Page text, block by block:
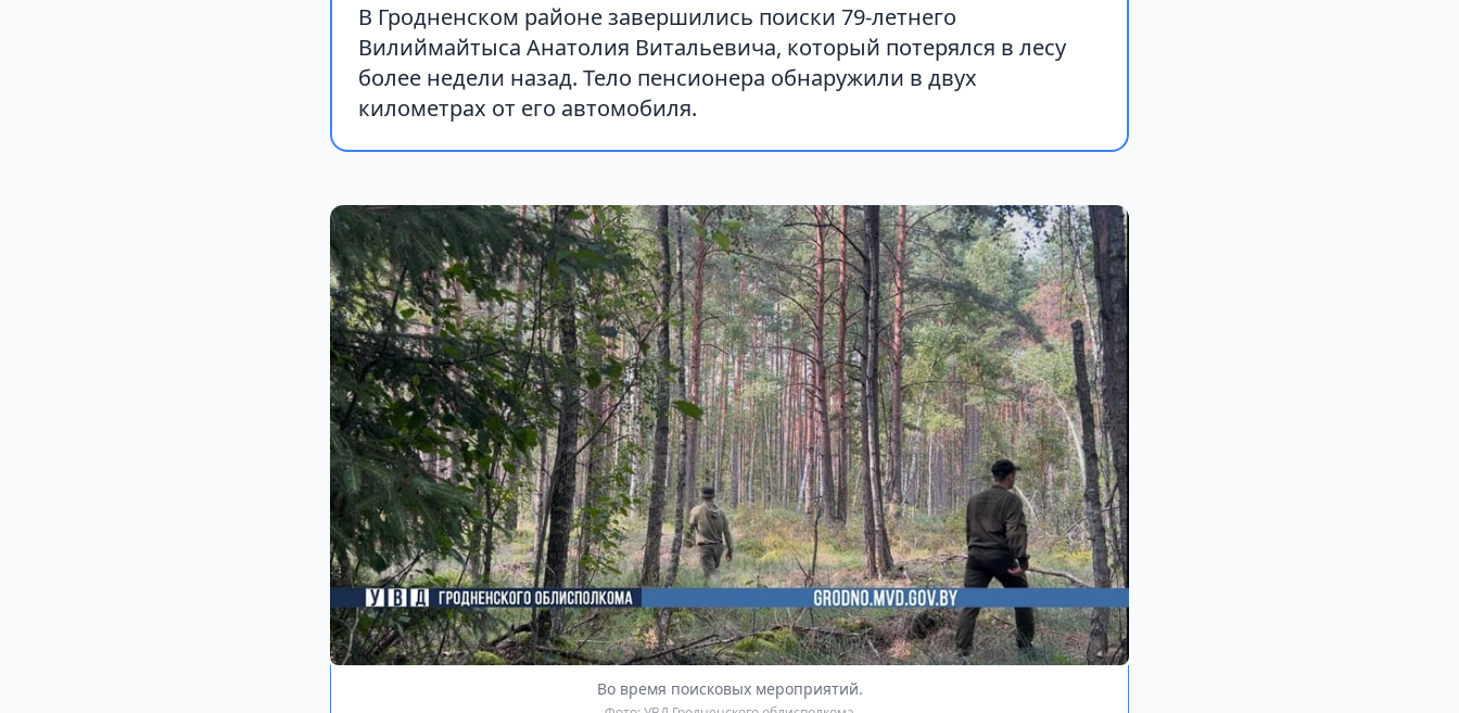
В Гродненском районе завершились поиски 79-летнего
Вилиймайтыса Анатолия Витальевича, который потерялся в лесу
более недели назад. Тело пенсионера обнаружили в двух
километрах от его автомобиля.
Во время поисковых мероприятий.